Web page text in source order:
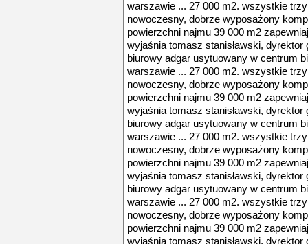
warszawie ... 27 000 m2. wszystkie
nowoczesny, dobrze wyposażony
powierzchni najmu 39 000 m2
wyjaśnia tomasz stanisławski,
biurowy adgar usytuowany w centrum
warszawie ... 27 000 m2. wszystkie
nowoczesny, dobrze wyposażony
powierzchni najmu 39 000 m2
wyjaśnia tomasz stanisławski,
biurowy adgar usytuowany w centrum
warszawie ... 27 000 m2. wszystkie
nowoczesny, dobrze wyposażony
powierzchni najmu 39 000 m2
wyjaśnia tomasz stanisławski,
biurowy adgar usytuowany w centrum
warszawie ... 27 000 m2. wszystkie
nowoczesny, dobrze wyposażony
powierzchni najmu 39 000 m2
wyjaśnia tomasz stanisławski,